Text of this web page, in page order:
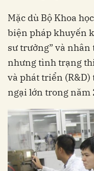
Mặc dù Bộ Khoa
biện pháp khuyến
sư trưởng” và
nhưng tình trạng
và phát triển
ngại lớn trong năm